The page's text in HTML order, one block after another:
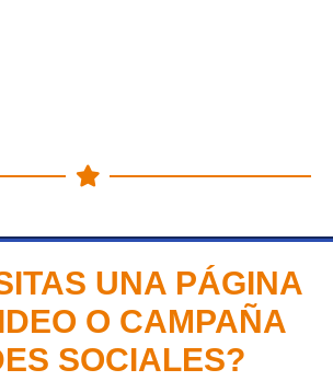
UNA PÁGINA
O CAMPAÑA
SOCIALES?